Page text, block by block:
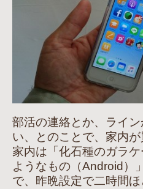
部活の連絡とか、ライ
い、とのことで、家内が
家内は「化石種のガラ
ようなもの（Android）
で、昨晩設定で二時間ほ